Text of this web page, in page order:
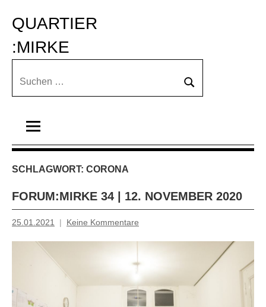
Inhalt
springen
QUARTIER
:MIRKE
Suchen
Suchen
SCHLAGWORT: CORONA
FORUM:MIRKE 34 | 12. NOVEMBER 2020
25.01.2021
Inge
Grau
Keine Kommentare